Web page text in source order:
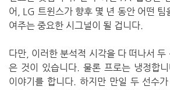
어, LG 트윈스가 향후 몇 년 동안 어떤 팀
여주는 중요한 시그널이 될 겁니다.
다만, 이러한 분석적 시각을 다 떠나서 두
은 것이 있습니다. 물론 프로는 냉정합
이야기를 합니다. 하지만 만일 두 선수